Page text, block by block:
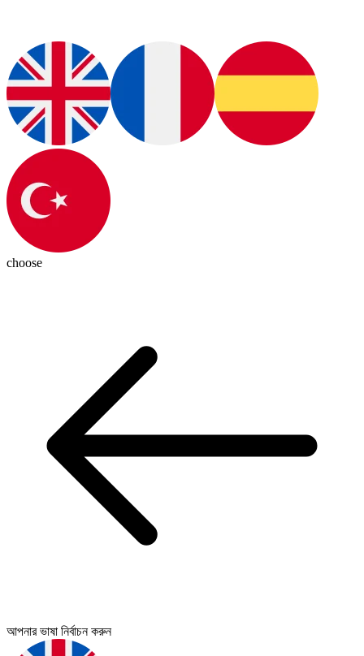
choose
আপনার ভাষা নির্বাচন করুন